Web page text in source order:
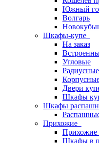
Южный
Волгарь
Шкафы-купе
На заказ
Угловые
Радиусные
Двери
Шкафы
Шкафы
Прихожие
Прихожие
Шкафы в